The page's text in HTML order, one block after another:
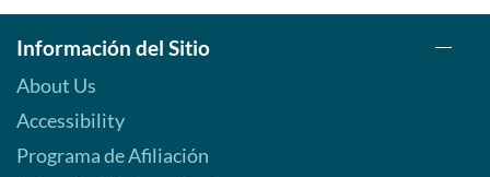
Información del Sitio
About Us
Accessibility
Programa de Afiliación